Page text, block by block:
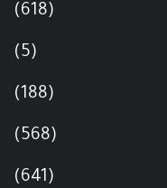
(618)
(5)
(188)
(568)
(641)